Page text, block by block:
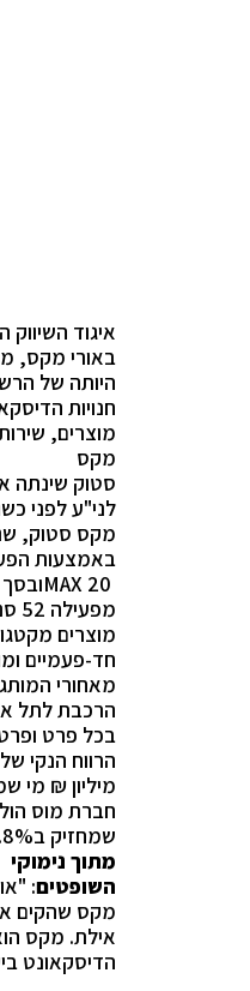
איגוד
באורי מקס,
היותה של
חנויות
מוצרים,
מקס
סטוק שינתה
לני"ע לפני כשנה לפי
מקס סטוק, שנוסדה בסוף
באמצעות
MAX 20
מפעילה 52 סניפים ברחבי הארץ באמצעות חברות בנות וזכיינים. הרשת מציעה מגוון רב של
מוצרים
חד-פעמיים
מאחורי
הרכבת לתל
בכל פרט
הרווח הנקי של
מיליון ₪ מי
חברת מוס הולדקו
שמחזיק ב17.8% מהמניות ואבן ניומן שמחזיק ב-4.9% מהמניות
מתוך נימוקי
השופטים:
מקס שהקים את הרשת לפני כ-17 שנים
אילת. מקס
הדיסקאונט